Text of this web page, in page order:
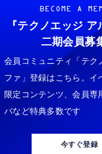
BECOME A
『テクノエッジ ア
二期会員募
会員コミュニティ「テク
ファ」登録はこちら。イ
限定コンテンツ、会員専
バなど特典多数です
今すぐ登録